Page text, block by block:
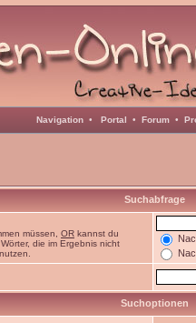
Navigation • Portal • Forum •
Suchabfrage
müssen, OR kannst du
die im Ergebnis nicht
Suchoptionen